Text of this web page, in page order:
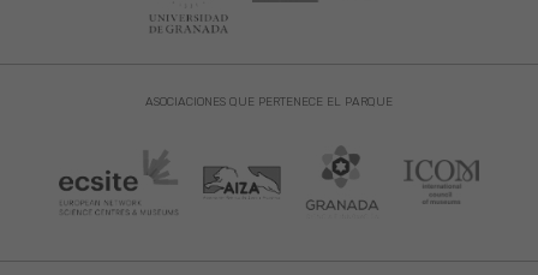
ASOCIACIONES QUE PERTENECE EL PARQUE